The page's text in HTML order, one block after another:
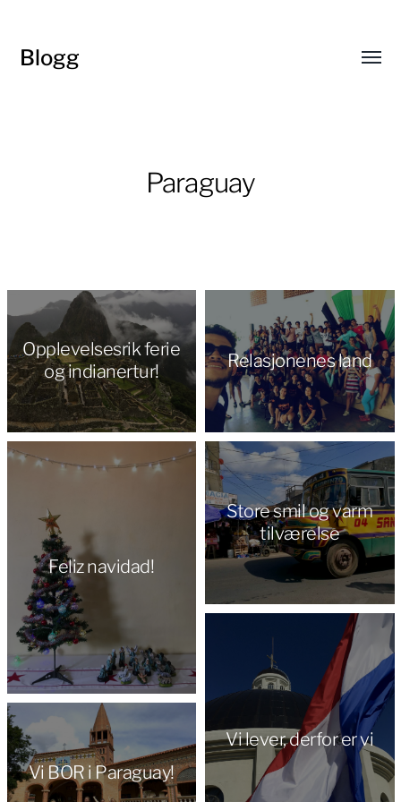
Blogg
Paraguay
Opplevelsesrik ferie
og indianertur!
Relasjonenes land
Feliz navidad!
Store smil og varm
tilværelse
Vi lever, derfor er vi
Vi BOR i Paraguay!